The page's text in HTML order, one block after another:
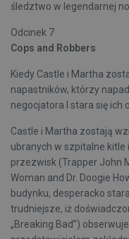
śledztwo w legendarnej
Odcinek 7
Cops and Robbers
Kiedy Castle i Martha
napastników, którzy
negocjatora I stara się ich
Castle i Martha zostają
ubranych w szpitalne
przezwisk (Trapper John
Woman and Dr. Doogie
budynku, desperacko
trudniejsze, iż
„Breaking Bad”)